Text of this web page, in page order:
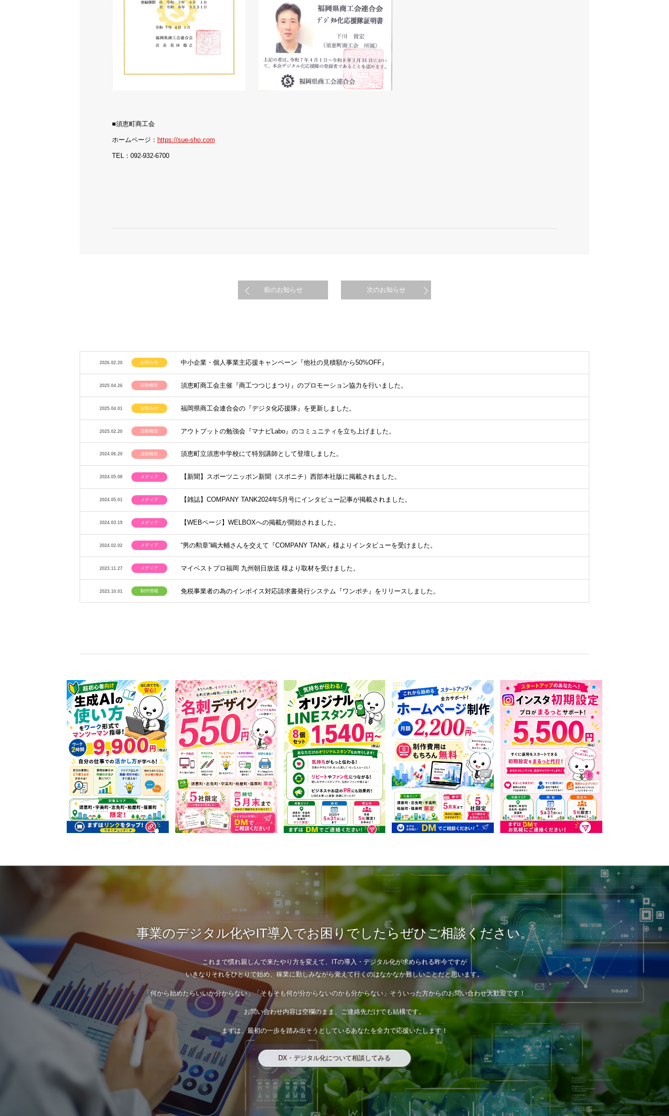
■須恵町商工会
ホームページ： https://sue-sho.com
TEL：092-932-6700
前のお知らせ 次のお知らせ
2026.02.20 お知らせ 中小企業・個人事業主応援キャンペーン『他社の見積額から50%OFF』
2025.04.26 活動報告 須恵町商工会主催『商工つつじまつり』のプロモーション協力を行いました。
2025.04.01 お知らせ 福岡県商工会連合会の『デジタ化応援隊』を更新しました。
2025.02.20 活動報告 アウトプットの勉強会『マナビLabo』のコミュニティを立ち上げました。
2024.06.20 活動報告 須恵町立須恵中学校にて特別講師として登壇しました。
2024.05.08 メディア 【新聞】スポーツニッポン新聞（スポニチ）西部本社版に掲載されました。
2024.05.01 メディア 【雑誌】COMPANY TANK2024年5月号にインタビュー記事が掲載されました。
2024.03.19 メディア 【WEBページ】WELBOXへの掲載が開始されました。
2024.02.02 メディア “男の勲章”嶋大輔さんを交えて『COMPANY TANK』様よりインタビューを受けました。
2023.11.27 メディア マイベストプロ福岡 九州朝日放送 様より取材を受けました。
2023.10.01 制作情報 免税事業者の為のインボイス対応請求書発行システム『ワンポチ』をリリースしました。
事業のデジタル化やIT導入でお困りでしたらぜひご相談ください。
これまで慣れ親しんで来たやり方を変えて、 ITの導入・デジタル化が求められる昨今ですが
いきなりそれをひとりで始め、稼業に勤しみながら覚えて行くのはなかなか難しいことだと思います。
「何から始めたらいいか分からない」「そもそも何が分からないのかも分からない」 そういった方からのお問い合わせ大歓迎です！
お問い合わせ内容は空欄のまま、 ご連絡先だけでも結構です。
まずは、最初の一歩を踏み出そうとしているあなたを全力で応援いたします！
DX・デジタル化について相談してみる